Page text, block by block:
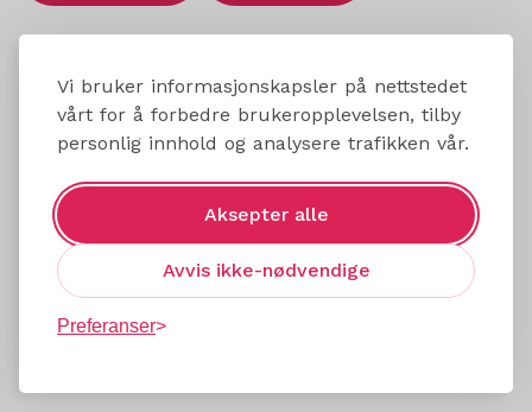
Vi bruker informasjonskapsler på nettstedet
vårt for å forbedre brukeropplevelsen, tilby
personlig innhold og analysere trafikken vår.
Aksepter alle
Avvis ikke-nødvendige
Preferanser